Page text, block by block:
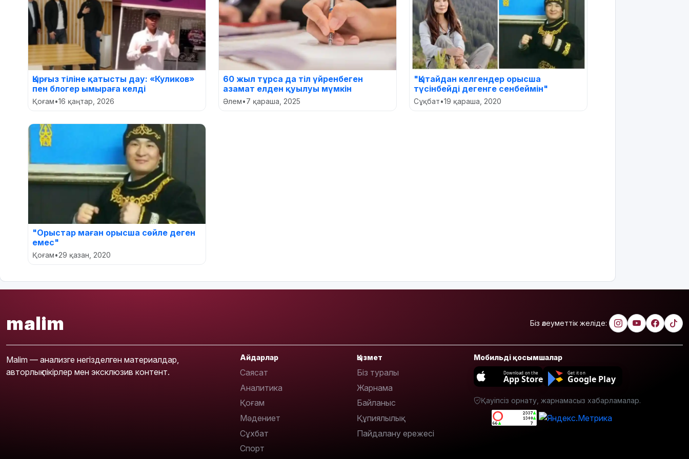
Қырғыз тіліне қатысты дау: «Куликов»
пен блогер ымыраға келді
Қоғам•16 қаңтар, 2026
60 жыл тұрса да тіл үйренбеген
азамат елден қуылуы мүмкін
Әлем•7 қараша, 2025
"Қытайдан келгендер орысша
түсінбейді дегенге сенбеймін"
Сұқбат•19 қараша, 2020
"Орыстар маған орысша сөйле деген
емес"
Қоғам•29 қазан, 2020
malim Біз әлеуметтік желіде:
Malim — анализге негізделген материалдар,
авторлық пікірлер мен эксклюзив контент.
Айдарлар
Саясат
Аналитика
Қоғам
Мәдениет
Сұхбат
Спорт
Қызмет
Біз туралы
Жарнама
Байланыс
Құпиялылық
Пайдалану ережесі
Мобильді қосымшалар
Download on the
App Store
Get it on
Google Play
Қауіпсіз орнату, жарнамасыз хабарламалар.